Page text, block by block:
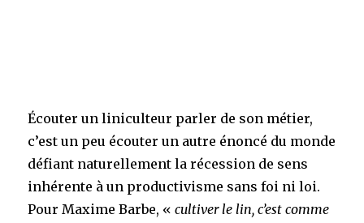
Écouter un liniculteur parler de son métier,
c’est un peu écouter un autre énoncé du monde
défiant naturellement la récession de sens
inhérente à un productivisme sans foi ni loi.
Pour Maxime Barbe, «cultiver le lin, c’est comme